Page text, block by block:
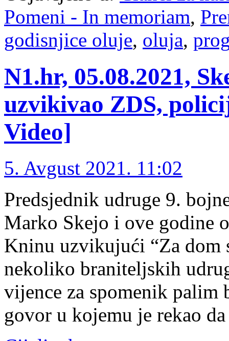
Pomeni - In memoriam,
godisnjice oluje, oluja,
N1.hr, 05.08.2021,
uzvikivao ZDS,
Video]
5. Avgust 2021. 11:02
Predsjednik udruge 9.
Marko Skejo i ove godine
Kninu uzvikujući “Za dom
nekoliko braniteljskih
vijence za spomenik palim
govor u kojemu je rekao